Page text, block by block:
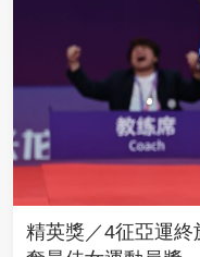
精英獎／4征亞運